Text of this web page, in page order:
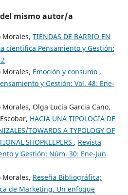
mismo autor/a
Morales, TIENDAS DE BARRIO EN
científica Pensamiento y Gestión:
Morales, Emoción y consumo ,
y Gestión: Vol. 48: Ene-
Olga Lucia Garcia Cano,
HACIA UNA TIPOLOGIA DE
TOWARDS A TYPOLOGY OF
SHOPKEEPERS , Revista
y Gestión: Núm. 30: Ene-Jun
Morales, Reseña Bibliográfica;
de Marketing. Un enfoque